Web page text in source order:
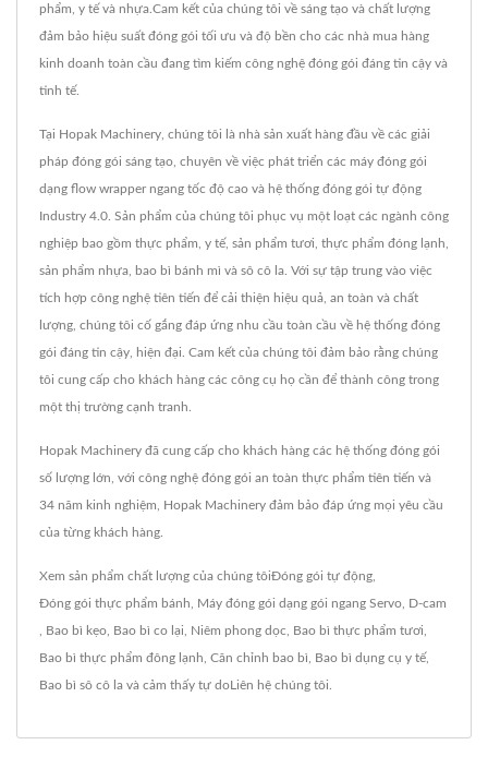
phẩm, y tế và nhựa.Cam kết của chúng tôi về sáng tạo và chất lượng
đảm bảo hiệu suất đóng gói tối ưu và độ bền cho các nhà mua hàng
kinh doanh toàn cầu đang tìm kiếm công nghệ đóng gói đáng tin cậy và
tinh tế.
Tại Hopak Machinery, chúng tôi là nhà sản xuất hàng đầu về các giải
pháp đóng gói sáng tạo, chuyên về việc phát triển các máy đóng gói
dạng flow wrapper ngang tốc độ cao và hệ thống đóng gói tự động
Industry 4.0. Sản phẩm của chúng tôi phục vụ một loạt các ngành công
nghiệp bao gồm thực phẩm, y tế, sản phẩm tươi, thực phẩm đóng lạnh,
sản phẩm nhựa, bao bì bánh mì và sô cô la. Với sự tập trung vào việc
tích hợp công nghệ tiên tiến để cải thiện hiệu quả, an toàn và chất
lượng, chúng tôi cố gắng đáp ứng nhu cầu toàn cầu về hệ thống đóng
gói đáng tin cậy, hiện đại. Cam kết của chúng tôi đảm bảo rằng chúng
tôi cung cấp cho khách hàng các công cụ họ cần để thành công trong
một thị trường cạnh tranh.
Hopak Machinery đã cung cấp cho khách hàng các hệ thống đóng gói
số lượng lớn, với công nghệ đóng gói an toàn thực phẩm tiên tiến và
34 năm kinh nghiệm, Hopak Machinery đảm bảo đáp ứng mọi yêu cầu
của từng khách hàng.
Xem sản phẩm chất lượng của chúng tôiĐóng gói tự động
Đóng gói thực phẩm bánh Máy đóng gói dạng gói ngang Servo D-cam
Bao bì kẹo Bao bì co lại Niêm phong dọc Bao bì thực phẩm tươi
Bao bì thực phẩm đông lạnh Căn chỉnh bao bì Bao bì dụng cụ y tế,
Bao bì sô cô la và cảm thấy tự doLiên hệ chúng tôi